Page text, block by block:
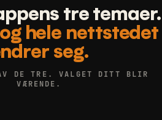
tre temaer.
hele nettstedet
seg.
DE TRE. VALGET DITT BLIR
VÆRENDE.